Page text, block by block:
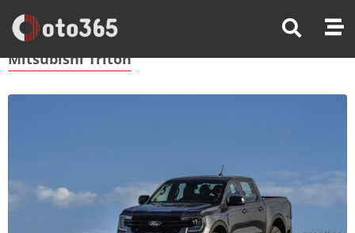
Trang Chủ Mitsubishi Triton
Mitsubishi Triton